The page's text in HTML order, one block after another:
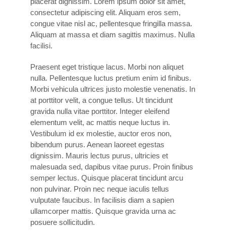
consectetur adipiscing elit. Aliquam eros sem,
congue vitae nisl ac, pellentesque fringilla massa.
Aliquam at massa et diam sagittis maximus. Nulla
facilisi.
Praesent eget tristique lacus. Morbi non aliquet
nulla. Pellentesque luctus pretium enim id finibus.
Morbi vehicula ultrices justo molestie venenatis. In
at porttitor velit, a congue tellus. Ut tincidunt
gravida nulla vitae porttitor. Integer eleifend
elementum velit, ac mattis neque luctus in.
Vestibulum id ex molestie, auctor eros non,
bibendum purus. Aenean laoreet egestas
dignissim. Mauris lectus purus, ultricies et
malesuada sed, dapibus vitae purus. Proin finibus
semper lectus. Quisque placerat tincidunt arcu
non pulvinar. Proin nec neque iaculis tellus
vulputate faucibus. In facilisis diam a sapien
ullamcorper mattis. Quisque gravida urna ac
posuere sollicitudin.